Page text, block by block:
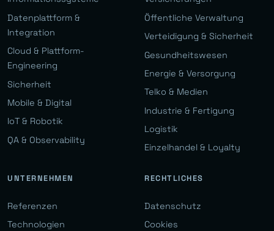
Datenplattform &
Integration
Cloud & Plattform-
Engineering
Sicherheit
Mobile & Digital
IoT & Robotik
QA & Observability
Öffentliche Verwaltung
Verteidigung & Sicherheit
Gesundheitswesen
Energie & Versorgung
Telko & Medien
Industrie & Fertigung
Logistik
Einzelhandel & Loyalty
UNTERNEHMEN
Referenzen
Technologien
RECHTLICHES
Datenschutz
Cookies